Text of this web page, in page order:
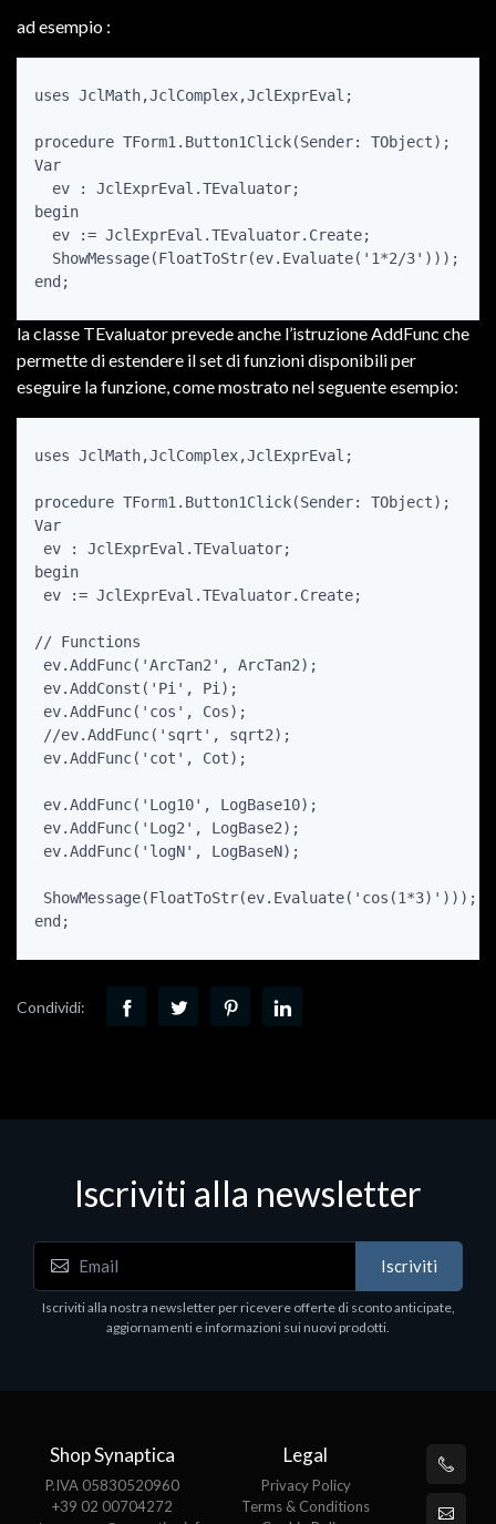
ad esempio :
uses JclMath,JclComplex,JclExprEval;
procedure TForm1.Button1Click(Sender: TObject);
Var
  ev : JclExprEval.TEvaluator;
begin
  ev := JclExprEval.TEvaluator.Create;
  ShowMessage(FloatToStr(ev.Evaluate('1*2/3')));
end;
la classe TEvaluator prevede anche l’istruzione AddFunc che
permette di estendere il set di funzioni disponibili per
eseguire la funzione, come mostrato nel seguente esempio:
uses JclMath,JclComplex,JclExprEval;
procedure TForm1.Button1Click(Sender: TObject);
Var
ev : JclExprEval.TEvaluator;
begin
ev := JclExprEval.TEvaluator.Create;
// Functions
ev.AddFunc('ArcTan2', ArcTan2);
ev.AddConst('Pi', Pi);
ev.AddFunc('cos', Cos);
//ev.AddFunc('sqrt', sqrt2);
ev.AddFunc('cot', Cot);
ev.AddFunc('Log10', LogBase10);
ev.AddFunc('Log2', LogBase2);
ev.AddFunc('logN', LogBaseN);
ShowMessage(FloatToStr(ev.Evaluate('cos(1*3)')));
end;
Condividi:
Iscriviti alla newsletter
Iscriviti
Iscriviti alla nostra newsletter per ricevere offerte di sconto anticipate,
aggiornamenti e informazioni sui nuovi prodotti.
Shop Synaptica
P.IVA 05830520960
+39 02 00704272
Legal
Privacy Policy
Terms & Conditions